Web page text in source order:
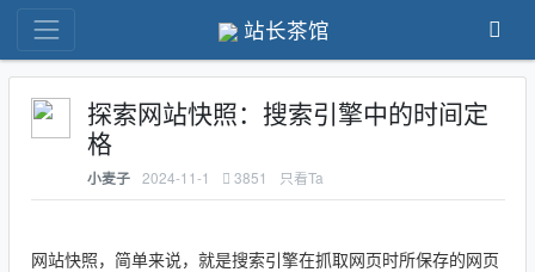
站长茶馆
探索网站快照：搜索引擎中的时间定
格
小麦子 2024-11-1 3851 只看Ta
网站快照，简单来说，就是搜索引擎在抓取网页时所保存的网页